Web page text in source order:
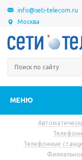
Москва
info@seti-telecom.ru
МЕНЮ
Телефонные